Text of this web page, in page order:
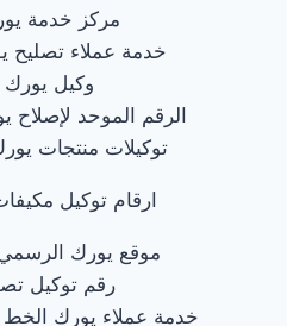
مركز خدمة
خدمة عملاء تصليح
وكيل يورك
الرقم الموحد لإصلاح
توكيلات منتجات
ارقام توكيل
موقع يورك الرسمي
رقم توكيل
خدمة عملاء يورك